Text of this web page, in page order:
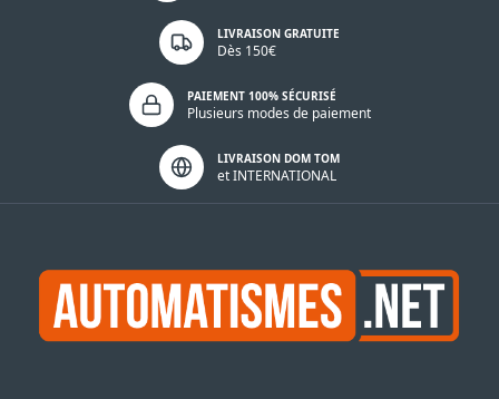
LIVRAISON GRATUITE
Dès 150€
PAIEMENT 100% SÉCURISÉ
Plusieurs modes de paiement
LIVRAISON DOM TOM
et INTERNATIONAL